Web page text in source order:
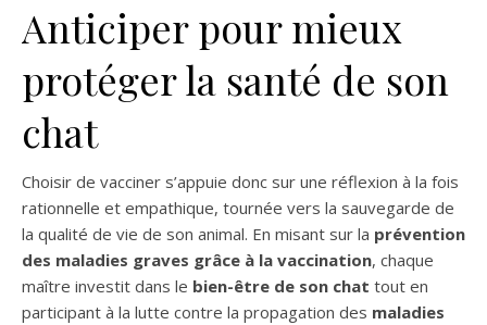
Anticiper pour mieux
protéger la santé de son
chat
Choisir de vacciner s’appuie donc sur une réflexion à la fois
rationnelle et empathique, tournée vers la sauvegarde de
la qualité de vie de son animal. En misant sur la prévention
des maladies graves grâce à la vaccination, chaque
maître investit dans le bien-être de son chat tout en
participant à la lutte contre la propagation des maladies